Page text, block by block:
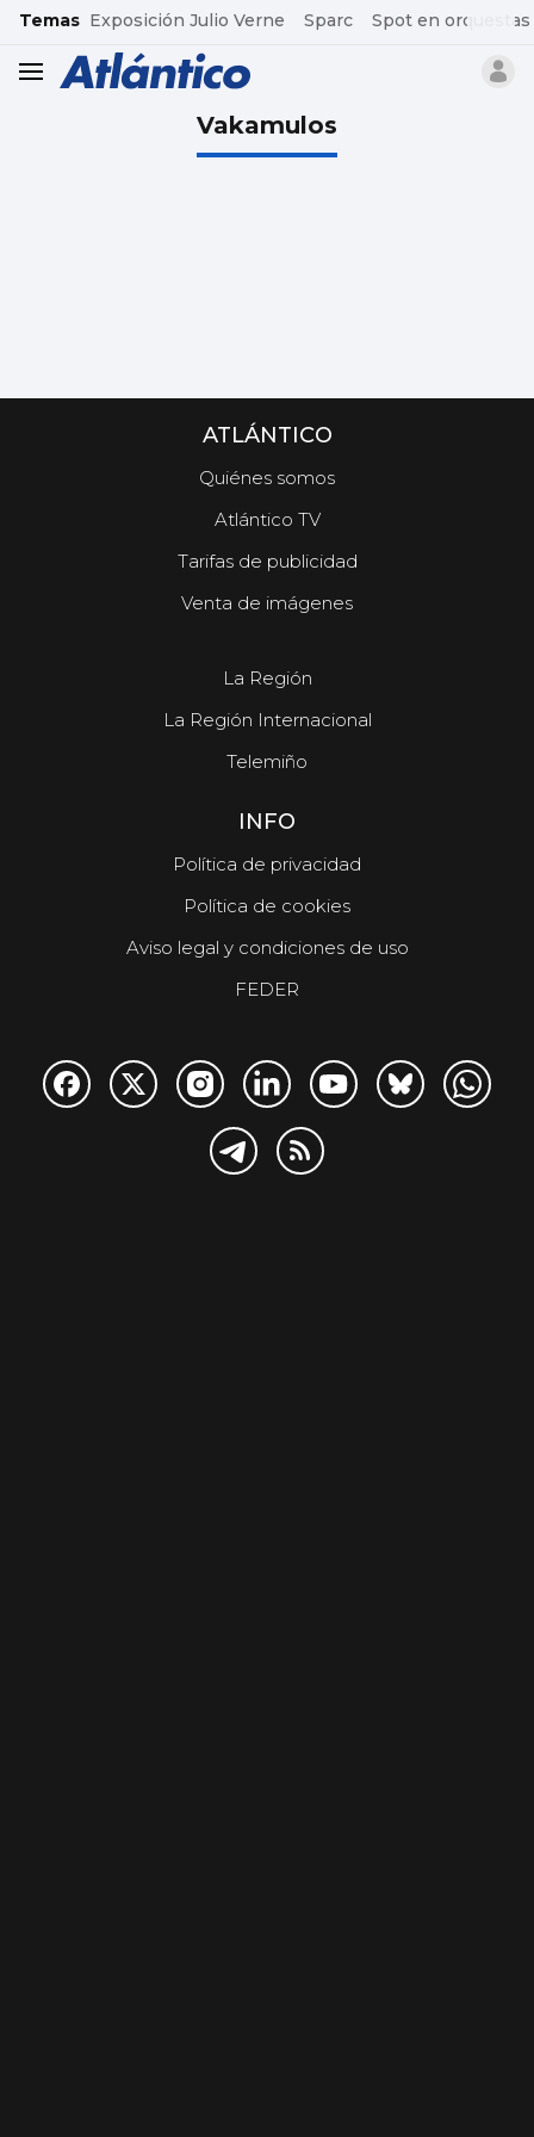
common.go-to-content
Temas Exposición Julio Verne Sparc Spot en orquestas
header.menu.open
Vakamulos
ATLÁNTICO
Quiénes somos
Atlántico TV
Tarifas de publicidad
Venta de imágenes
La Región
La Región Internacional
Telemiño
INFO
Política de privacidad
Política de cookies
Aviso legal y condiciones de uso
FEDER